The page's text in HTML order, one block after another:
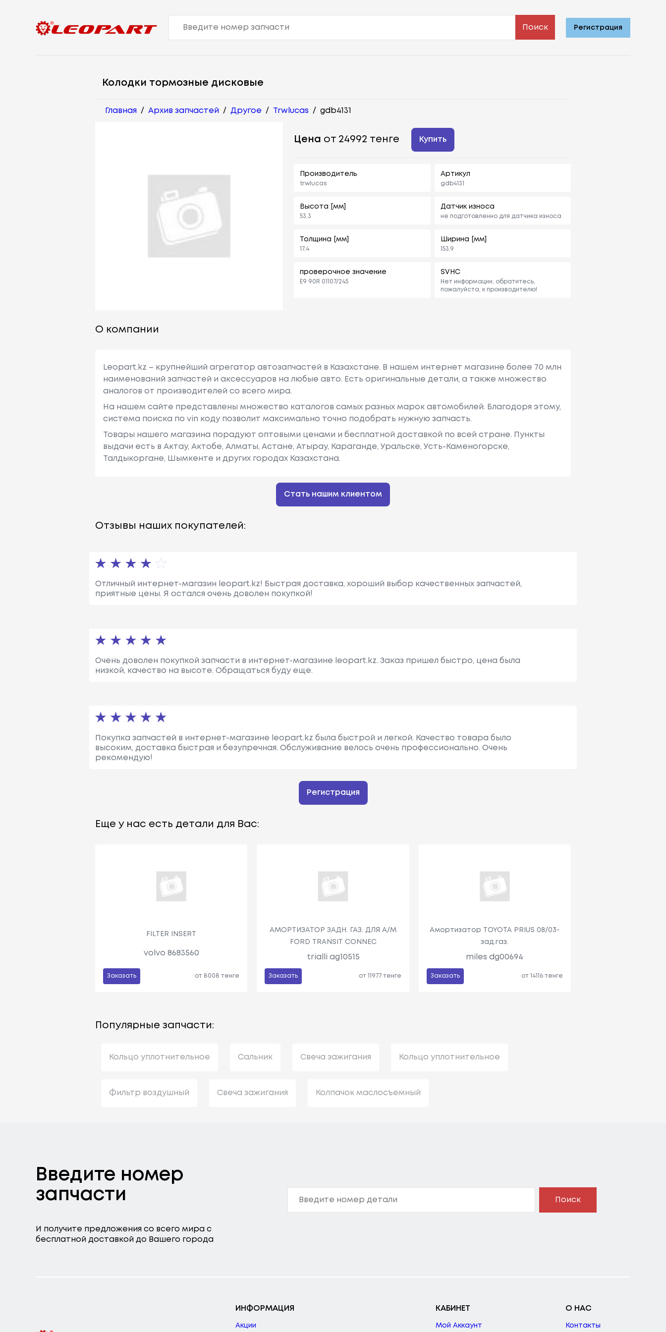
Поиск Регистрация
Колодки тормозные дисковые
Главная / Архив запчастей / Другое / Trwlucas / gdb4131
Цена от 24992 тенге Купить
Производитель
trwlucas
Артикул
gdb4131
Высота [мм]
53,3
Датчик износа
не подготовленно для датчика износа
Толщина [мм]
17,4
Ширина [мм]
153,9
проверочное значение
E9 90R 01107/245
SVHC
Нет информации, обратитесь,
пожалуйста, к производителю!
О компании
Leopart.kz – крупнейший агрегатор автозапчастей в Казахстане. В нашем интернет магазине более 70 млн
наименований запчастей и аксессуаров на любые авто. Есть оригинальные детали, а также множество
аналогов от производителей со всего мира.
На нашем сайте представлены множество каталогов самых разных марок автомобилей. Благодоря этому,
система поиска по vin коду позволит максимально точно подобрать нужную запчасть.
Товары нашего магазина порадуют оптовыми ценами и бесплатной доставкой по всей стране. Пункты
выдачи есть в Актау, Актобе, Алматы, Астане, Атырау, Караганде, Уральске, Усть-Каменогорске,
Талдыкоргане, Шымкенте и других городах Казахстана.
Стать нашим клиентом
Отзывы наших покупателей:
Отличный интернет-магазин leopart.kz! Быстрая доставка, хороший выбор качественных запчастей,
приятные цены. Я остался очень доволен покупкой!
Очень доволен покупкой запчасти в интернет-магазине leopart.kz. Заказ пришел быстро, цена была
низкой, качество на высоте. Обращаться буду еще.
Покупка запчастей в интернет-магазине leopart.kz была быстрой и легкой. Качество товара было
высоким, доставка быстрая и безупречная. Обслуживание велось очень профессионально. Очень
рекомендую!
Регистрация
Еще у нас есть детали для Вас:
FILTER INSERT
volvo 8683560
Заказать от 8008 тенге
АМОРТИЗАТОР ЗАДН. ГАЗ. ДЛЯ А/М
FORD TRANSIT CONNEC
trialli ag10515
Заказать от 11977 тенге
Амортизатор TOYOTA PRIUS 08/03-
зад.газ.
miles dg00694
Заказать от 14116 тенге
Популярные запчасти:
Кольцо уплотнительное Сальник Свеча зажигания Кольцо уплотнительное
Фильтр воздушный Свеча зажигания Колпачок маслосъемный
Введите номер
запчасти
И получите предложения со всего мира с
бесплатной доставкой до Вашего города
Поиск
ИНФОРМАЦИЯ
Акции
КАБИНЕТ
Мой Аккаунт
О НАС
Контакты